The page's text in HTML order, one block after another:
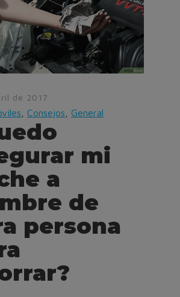
de 2017
Consejos General
mi
a
de
persona